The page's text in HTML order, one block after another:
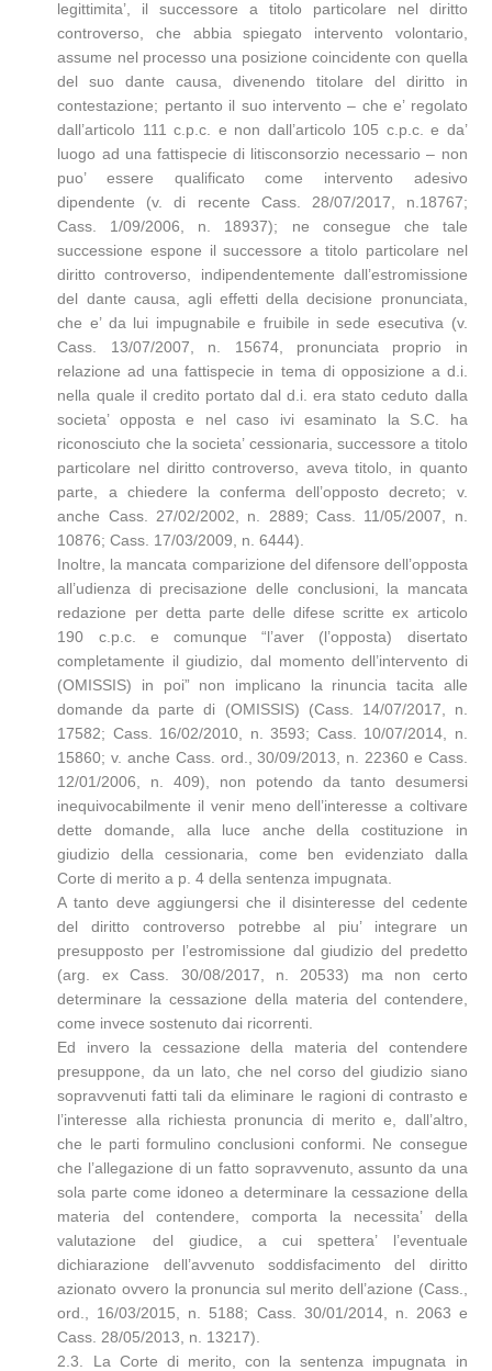
legittimita’, il successore a titolo particolare nel diritto
controverso, che abbia spiegato intervento volontario,
assume nel processo una posizione coincidente con quella
del suo dante causa, divenendo titolare del diritto in
contestazione; pertanto il suo intervento – che e’ regolato
dall’articolo 111 c.p.c. e non dall’articolo 105 c.p.c. e da’
luogo ad una fattispecie di litisconsorzio necessario – non
puo’ essere qualificato come intervento adesivo
dipendente (v. di recente Cass. 28/07/2017, n.18767;
Cass. 1/09/2006, n. 18937); ne consegue che tale
successione espone il successore a titolo particolare nel
diritto controverso, indipendentemente dall’estromissione
del dante causa, agli effetti della decisione pronunciata,
che e’ da lui impugnabile e fruibile in sede esecutiva (v.
Cass. 13/07/2007, n. 15674, pronunciata proprio in
relazione ad una fattispecie in tema di opposizione a d.i.
nella quale il credito portato dal d.i. era stato ceduto dalla
societa’ opposta e nel caso ivi esaminato la S.C. ha
riconosciuto che la societa’ cessionaria, successore a titolo
particolare nel diritto controverso, aveva titolo, in quanto
parte, a chiedere la conferma dell’opposto decreto; v.
anche Cass. 27/02/2002, n. 2889; Cass. 11/05/2007, n.
10876; Cass. 17/03/2009, n. 6444).
Inoltre, la mancata comparizione del difensore dell’opposta
all’udienza di precisazione delle conclusioni, la mancata
redazione per detta parte delle difese scritte ex articolo
190 c.p.c. e comunque “l’aver (l’opposta) disertato
completamente il giudizio, dal momento dell’intervento di
(OMISSIS) in poi” non implicano la rinuncia tacita alle
domande da parte di (OMISSIS) (Cass. 14/07/2017, n.
17582; Cass. 16/02/2010, n. 3593; Cass. 10/07/2014, n.
15860; v. anche Cass. ord., 30/09/2013, n. 22360 e Cass.
12/01/2006, n. 409), non potendo da tanto desumersi
inequivocabilmente il venir meno dell’interesse a coltivare
dette domande, alla luce anche della costituzione in
giudizio della cessionaria, come ben evidenziato dalla
Corte di merito a p. 4 della sentenza impugnata.
A tanto deve aggiungersi che il disinteresse del cedente
del diritto controverso potrebbe al piu’ integrare un
presupposto per l’estromissione dal giudizio del predetto
(arg. ex Cass. 30/08/2017, n. 20533) ma non certo
determinare la cessazione della materia del contendere,
come invece sostenuto dai ricorrenti.
Ed invero la cessazione della materia del contendere
presuppone, da un lato, che nel corso del giudizio siano
sopravvenuti fatti tali da eliminare le ragioni di contrasto e
l’interesse alla richiesta pronuncia di merito e, dall’altro,
che le parti formulino conclusioni conformi. Ne consegue
che l’allegazione di un fatto sopravvenuto, assunto da una
sola parte come idoneo a determinare la cessazione della
materia del contendere, comporta la necessita’ della
valutazione del giudice, a cui spettera’ l’eventuale
dichiarazione dell’avvenuto soddisfacimento del diritto
azionato ovvero la pronuncia sul merito dell’azione (Cass.,
ord., 16/03/2015, n. 5188; Cass. 30/01/2014, n. 2063 e
Cass. 28/05/2013, n. 13217).
2.3. La Corte di merito, con la sentenza impugnata in